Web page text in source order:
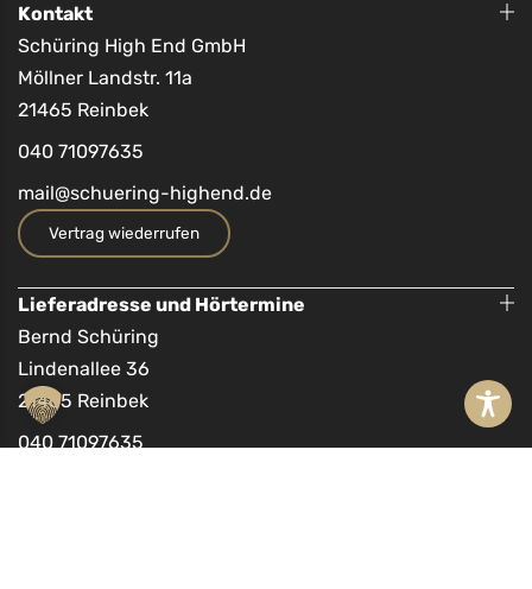
Kontakt
Schüring High End GmbH
Möllner Landstr. 11a
21465 Reinbek
040 71097635
mail@schuering-highend.de
Vertrag wiederrufen
Lieferadresse und Hörtermine
Bernd Schüring
Lindenallee 36
21465 Reinbek
040 71097635